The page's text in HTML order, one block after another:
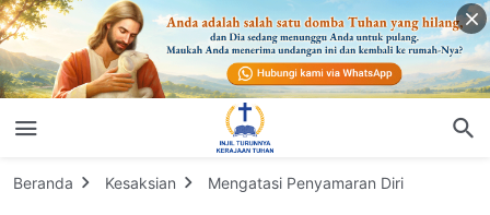
Beranda Kesaksian Mengatasi Penyamaran Diri